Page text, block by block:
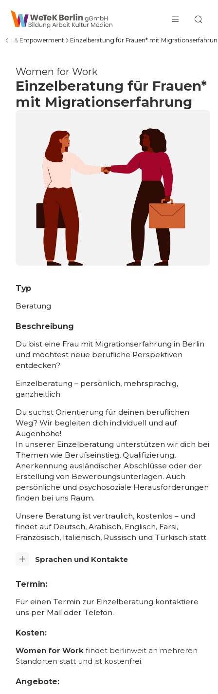
zum Inhalt springen
& Empowerment Einzelberatung für Frauen* mit
Women for Work
Einzelberatung für Frauen*
mit Migrationserfahrung
Typ
Beratung
Beschreibung
Du bist eine Frau mit Migrationserfahrung in Berlin
und möchtest neue berufliche Perspektiven
entdecken?
Einzelberatung – persönlich, mehrsprachig,
ganzheitlich:
Du suchst Orientierung für deinen beruflichen
Weg? Wir begleiten dich individuell und auf
Augenhöhe!
In unserer Einzelberatung unterstützen wir dich bei
Themen wie Berufseinstieg, Qualifizierung,
Anerkennung ausländischer Abschlüsse oder der
Erstellung von Bewerbungsunterlagen. Auch
persönliche und psychosoziale Herausforderungen
finden bei uns Raum.
Unsere Beratung ist vertraulich, kostenlos – und
findet auf Deutsch, Arabisch, Englisch, Farsi,
Französisch, Italienisch, Russisch und Türkisch statt.
Sprachen und Kontakte
Termin:
Für einen Termin zur Einzelberatung kontaktiere
uns per Mail oder Telefon.
Kosten:
Women for Work findet berlinweit an mehreren
Standorten statt und ist kostenfrei.
Angebote: